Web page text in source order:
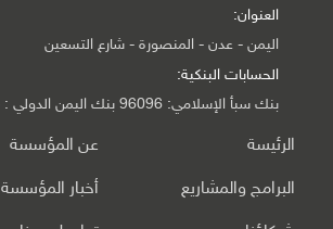
العنوان:
اليمن - عدن - المنصورة - شارع التسعين
الحسابات البنكية:
بنك سبأ الإسلامي: 96096 بنك اليمن الدولي : 396836
الرئيسة عن المؤسسة
البرامج والمشاريع أخبار المؤسسة